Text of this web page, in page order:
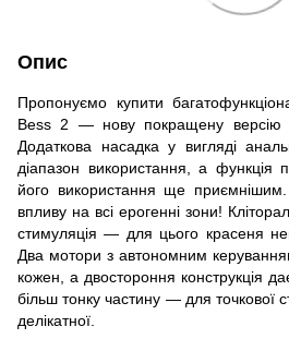
Опис
Пропонуємо купити
Bess 2 — нову покращену версію
Додаткова насадка у вигляді
діапазон використання, а функція
його використання ще приємнішим.
впливу на всі ерогенні зони!
стимуляція — для цього красеня
Два мотори з автономним
кожен, а двостороння конструкція
більш тонку частину — для точкової
делікатної.